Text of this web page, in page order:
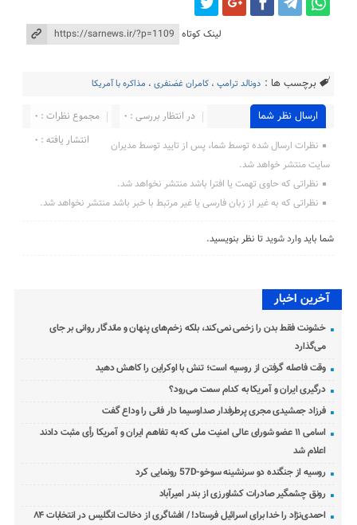
لینک کوتاه
برچسب ها : دونالد ترامپ ،کامران غضنفری ، مذاکره با آمریکا
ارسال نظر شما مجموع نظرات : 0
در انتظار بررسی : 0
انتشار یافته : 0
نظرات ارسال شده توسط شما، پس از تایید توسط مدیران
سایت منتشر خواهد شد.
نظراتی که حاوی تهمت یا افترا باشد منتشر نخواهد شد.
نظراتی که به غیر از زبان فارسی یا غیر مرتبط با خبر باشد منتشر نخواهد شد.
شما بایدوارد شویدتا نظر بنویسید.
آخرین اخبار
خشونت فقط بدن را زخمی نمی‌کند، بلکه زخم‌های پنهان و ماندگار روانی بر جای
می‌گذارد
وقت فاصله گرفتن از روسیه است؛ تنش با اوکراین را کاهش دهید
درگیری ایران و آمریکا به کدام سمت می‌رود؟
فرزاد جمشیدی مجری پرطرفدار صداوسیما دار فانی را وداع گفت
اسامی ۱۱ عضو شورای عالی امنیت ملی که به تفاهم ایران و آمریکا رأی مثبت دادند
اعلام شد
روسیه از جنگنده دو سرنشینه سوخو-57D رونمایی کرد
رونق چشمگیر صادرات کشاورزی از بندر امیرآباد
احمدی‌نژاد را خدا برای اسرائیل فرستاد! / افشاگری از دخالت انگلیس در انتخابات ۸۴